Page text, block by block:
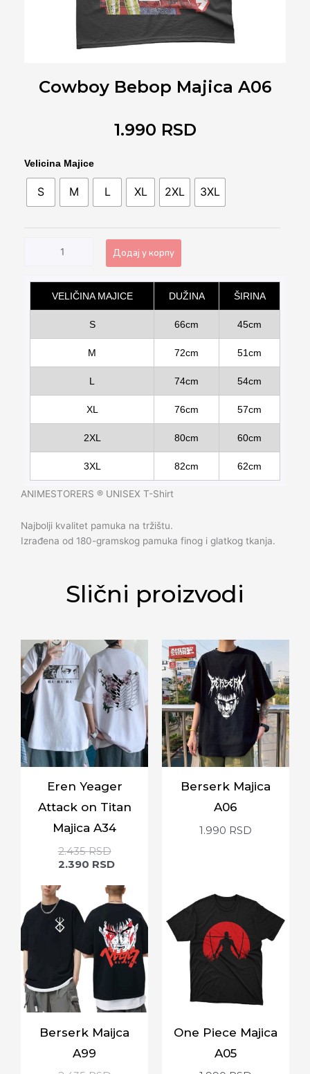
Cowboy Bebop Majica A06
1.990 RSD
Velicina Majice
S M L XL 2XL 3XL
Cowboy
Bebop
Majica
A06
Додај у корпу
Alternative:
VELIČINA MAJICE
DUŽINA ŠIRINA
S 66cm 45cm
M 72cm 51cm
L 74cm 54cm
XL 76cm 57cm
2XL 80cm 60cm
3XL 82cm 62cm
ANIMESTORERS ®️ UNISEX T-Shirt
Najbolji kvalitet pamuka na tržištu.
Izrađena od 180-gramskog pamuka finog i glatkog tkanja.
Slični proizvodi
Eren Yeager
Attack on Titan
Majica A34
2.435RSD
2.390 RSD
Berserk Majica
A06
1.990 RSD
Berserk Maijca
A99
One Piece Majica
A05